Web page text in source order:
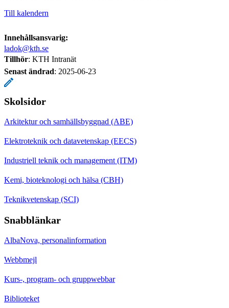
Till kalendern
Innehållsansvarig:
ladok@kth.se
Tillhör: KTH Intranät
Senast ändrad: 2025-06-23
Skolsidor
Arkitektur och samhällsbyggnad (ABE)
Elektroteknik och datavetenskap (EECS)
Industriell teknik och management (ITM)
Kemi, bioteknologi och hälsa (CBH)
Teknikvetenskap (SCI)
Snabblänkar
AlbaNova, personalinformation
Webbmejl
Kurs-, program- och gruppwebbar
Biblioteket